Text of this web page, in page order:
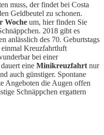
muss, der findet bei Costa
Geldbeutel zu schonen.
Woche um, hier finden Sie
2018 gibt es
anlässlich des 70. Geburtstags
einmal Kreuzfahrtluft
bei einer
eine Minikreuzfahrt nur
auch günstiger. Spontane
Angeboten die Augen offen
Schnäppchen ergattern